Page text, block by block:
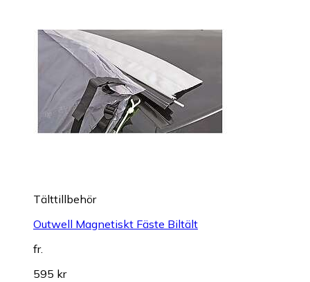
Tälttillbehör
Outwell Magnetiskt Fäste Biltält
fr.
595 kr